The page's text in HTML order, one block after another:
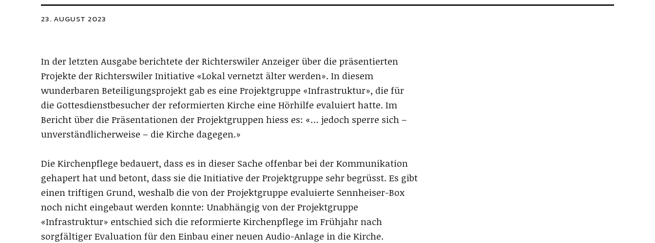
23. AUGUST 2023
In der letzten Ausgabe berichtete der Richterswiler Anzeiger über die präsentierten
Projekte der Richterswiler Initiative «Lokal vernetzt älter werden». In diesem
wunderbaren Beteiligungsprojekt gab es eine Projektgruppe «Infrastruktur», die für
die Gottesdienstbesucher der reformierten Kirche eine Hörhilfe evaluiert hatte. Im
Bericht über die Präsentationen der Projektgruppen hiess es: «… jedoch sperre sich –
unverständlicherweise – die Kirche dagegen.»
Die Kirchenpflege bedauert, dass es in dieser Sache offenbar bei der Kommunikation
gehapert hat und betont, dass sie die Initiative der Projektgruppe sehr begrüsst. Es gibt
einen triftigen Grund, weshalb die von der Projektgruppe evaluierte Sennheiser-Box
noch nicht eingebaut werden konnte: Unabhängig von der Projektgruppe
«Infrastruktur» entschied sich die reformierte Kirchenpflege im Frühjahr nach
sorgfältiger Evaluation für den Einbau einer neuen Audio-Anlage in die Kirche.